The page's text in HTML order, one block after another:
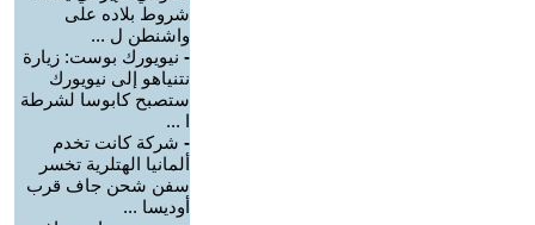
شروط بلاده على
واشنطن ل ...
- نيويورك بوست: زيارة
نتنياهو إلى نيويورك
ستصبح كابوسا لشرطة
ا ...
- شركة كانت تخدم
ألمانيا الهتلرية تخسر
سفن شحن جاف قرب
أوديسا ...